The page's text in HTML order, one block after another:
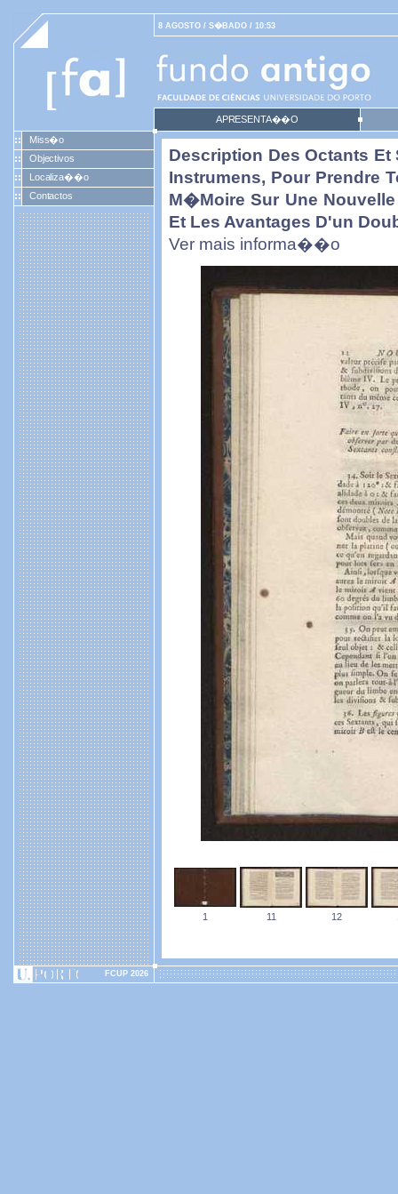
8 AGOSTO / S�BADO / 10:53
APRESENTA��O
Miss�o
Objectivos
Localiza��o
Contactos
Description Des Octants Et
Instrumens, Pour Prendre
M�moire Sur Une
Et Les Avantages D'un
Ver mais informa��o
1 11 12
FCUP 2026